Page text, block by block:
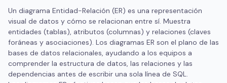
Un diagrama Entidad-Relación (ER) es una representación
visual de datos y cómo se relacionan entre sí. Muestra
entidades (tablas), atributos (columnas) y relaciones (claves
foráneas y asociaciones). Los diagramas ER son el plano de las
bases de datos relacionales, ayudando a los equipos a
comprender la estructura de datos, las relaciones y las
dependencias antes de escribir una sola línea de SQL.